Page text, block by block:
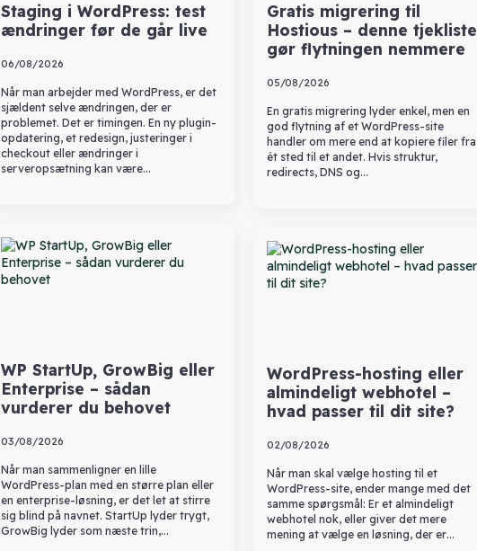
Staging i WordPress: test
ændringer før de går live
06/08/2026
Når man arbejder med WordPress, er det
sjældent selve ændringen, der er
problemet. Det er timingen. En ny plugin-
opdatering, et redesign, justeringer i
checkout eller ændringer i
serveropsætning kan være…
Gratis migrering til
Hostious – denne tjekliste
gør flytningen nemmere
05/08/2026
En gratis migrering lyder enkel, men en
god flytning af et WordPress-site
handler om mere end at kopiere filer fra
ét sted til et andet. Hvis struktur,
redirects, DNS og…
WP StartUp, GrowBig eller
Enterprise – sådan
vurderer du behovet
03/08/2026
Når man sammenligner en lille
WordPress-plan med en større plan eller
en enterprise-løsning, er det let at stirre
sig blind på navnet. StartUp lyder trygt,
GrowBig lyder som næste trin,…
WordPress-hosting eller
almindeligt webhotel –
hvad passer til dit site?
02/08/2026
Når man skal vælge hosting til et
WordPress-site, ender mange med det
samme spørgsmål: Er et almindeligt
webhotel nok, eller giver det mere
mening at vælge en løsning, der er…